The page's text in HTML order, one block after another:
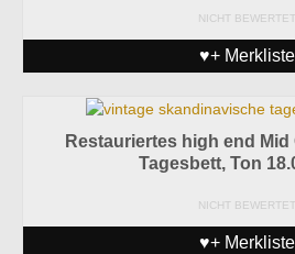
NICHT BEWERTET
♥+ Merkliste
Restauriertes high end
Tagesbett, Ton
NICHT BEWERTET
♥+ Merkliste